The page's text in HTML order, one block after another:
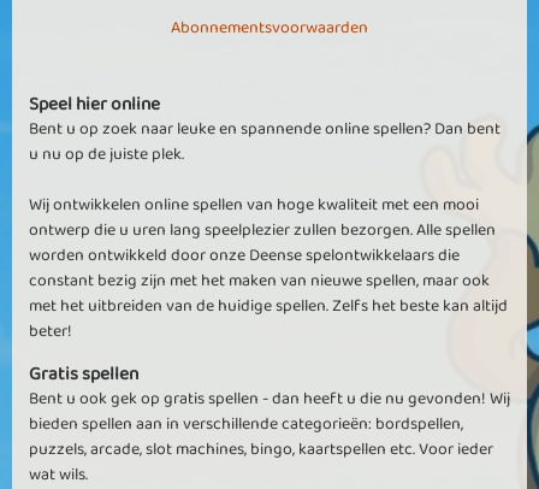
Abonnementsvoorwaarden
Speel hier online
Bent u op zoek naar leuke en spannende online spellen? Dan bent
u nu op de juiste plek.
Wij ontwikkelen online spellen van hoge kwaliteit met een mooi
ontwerp die u uren lang speelplezier zullen bezorgen. Alle spellen
worden ontwikkeld door onze Deense spelontwikkelaars die
constant bezig zijn met het maken van nieuwe spellen, maar ook
met het uitbreiden van de huidige spellen. Zelfs het beste kan altijd
beter!
Gratis spellen
Bent u ook gek op gratis spellen - dan heeft u die nu gevonden! Wij
bieden spellen aan in verschillende categorieën: bordspellen,
puzzels, arcade, slot machines, bingo, kaartspellen etc. Voor ieder
wat wils.